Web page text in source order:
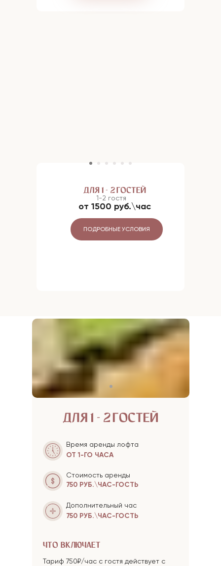
ПОДРОБНЫЕ УСЛОВИЯ
1-2 гостя
ДЛЯ 1- 2 ГОСТЕЙ
от 1500 руб.\час
ДЛЯ 1- 2 ГОСТЕЙ
Тариф 750₽/час с гостя действует с
Время аренды лофта
ЧТО ВКЛЮЧАЕТ
Стоимость аренды
ОТ 1-ГО ЧАСА
750 РУБ.\ЧАС-ГОСТЬ
Дополнительный час
750 РУБ.\ЧАС-ГОСТЬ